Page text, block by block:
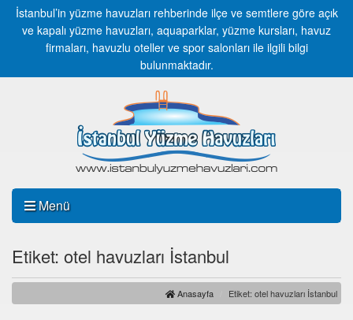
İstanbul’in yüzme havuzları rehberinde ilçe ve semtlere göre açık
ve kapalı yüzme havuzları, aquaparklar, yüzme kursları, havuz
firmaları, havuzlu oteller ve spor salonları ile ilgili bilgi
bulunmaktadır.
Menü
Etiket: otel havuzları İstanbul
Anasayfa Etiket: otel havuzları İstanbul